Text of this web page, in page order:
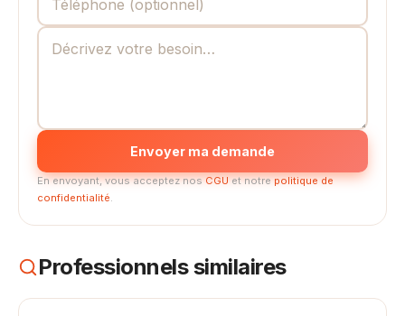
Envoyer ma demande
En envoyant, vous acceptez nosCGUet notrepolitique de
confidentialité.
Professionnels similaires